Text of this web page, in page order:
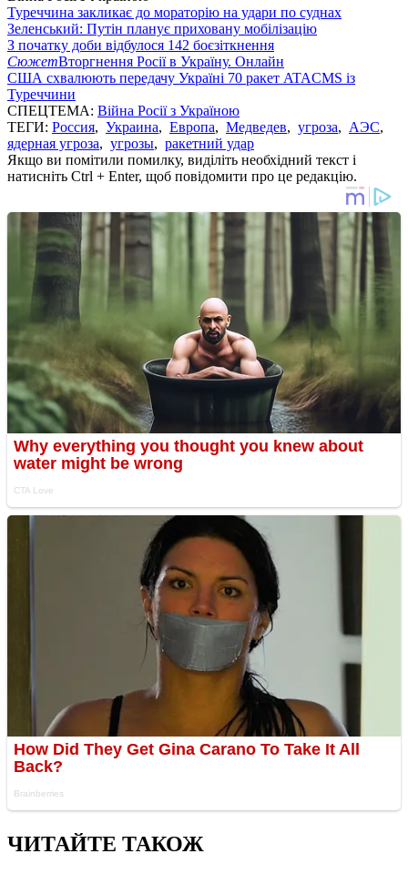
Туреччина закликає до мораторію на удари по суднах
Зеленський: Путін планує приховану мобілізацію
З початку доби відбулося 142 боєзіткнення
СюжетВторгнення Росії в Україну. Онлайн
США схвалюють передачу Україні 70 ракет ATACMS із
Туреччини
СПЕЦТЕМА: Війна Росії з Україною
ТЕГИ: Россия, Украина, Европа, Медведев, угроза, АЭС,
ядерная угроза, угрозы, ракетний удар
Якщо ви помітили помилку, виділіть необхідний текст і
натисніть Ctrl + Enter, щоб повідомити про це редакцію.
ЧИТАЙТЕ ТАКОЖ